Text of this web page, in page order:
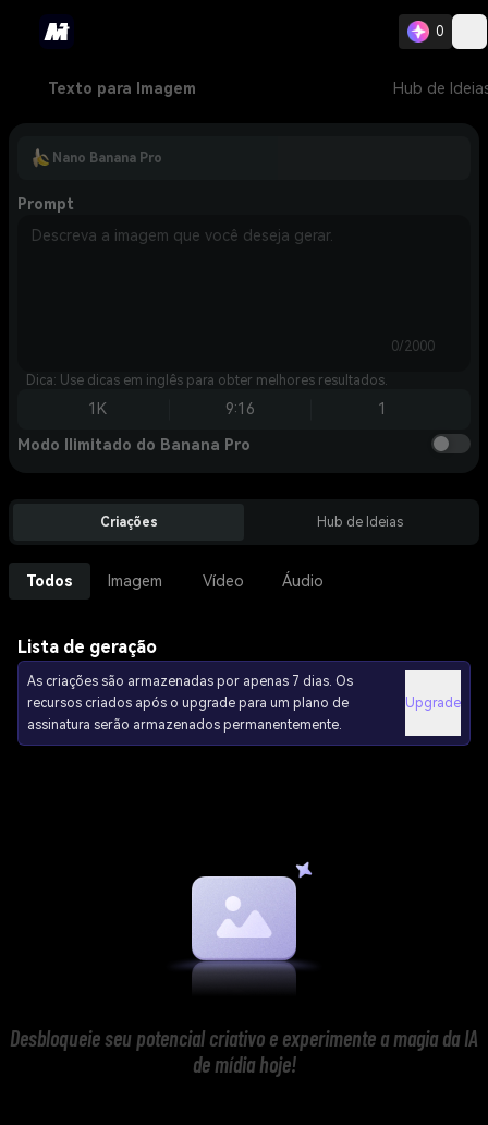
0
Texto para Imagem Hub de
Nano Banana Pro
Prompt
0/2000
Dica: Use dicas em inglês para obter melhores resultados.
1K 9:16 1
Modo Ilimitado do Banana Pro
Criações Hub de Ideias
Todos Imagem Vídeo Áudio
Lista de geração
As criações são armazenadas por apenas 7 dias. Os
recursos criados após o upgrade para um plano de
assinatura serão armazenados permanentemente.
Upgrade
Desbloqueie seu potencial criativo e experimente a magia da IA
de mídia hoje!